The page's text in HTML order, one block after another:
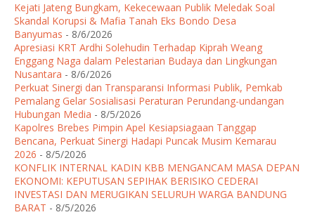
Kejati Jateng Bungkam, Kekecewaan Publik Meledak Soal
Skandal Korupsi & Mafia Tanah Eks Bondo Desa
Banyumas - 8/6/2026
Apresiasi KRT Ardhi Solehudin Terhadap Kiprah Weang
Enggang Naga dalam Pelestarian Budaya dan Lingkungan
Nusantara - 8/6/2026
Perkuat Sinergi dan Transparansi Informasi Publik, Pemkab
Pemalang Gelar Sosialisasi Peraturan Perundang-undangan
Hubungan Media - 8/5/2026
Kapolres Brebes Pimpin Apel Kesiapsiagaan Tanggap
Bencana, Perkuat Sinergi Hadapi Puncak Musim Kemarau
2026 - 8/5/2026
KONFLIK INTERNAL KADIN KBB MENGANCAM MASA DEPAN
EKONOMI: KEPUTUSAN SEPIHAK BERISIKO CEDERAI
INVESTASI DAN MERUGIKAN SELURUH WARGA BANDUNG
BARAT - 8/5/2026